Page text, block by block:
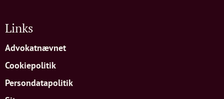
Links
Advokatnævnet
Cookiepolitik
Persondatapolitik